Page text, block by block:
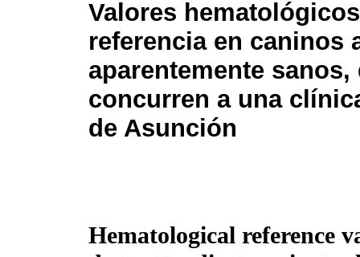
Valores
referencia en caninos
aparentemente sanos,
concurren a una
de Asunción
Hematological reference